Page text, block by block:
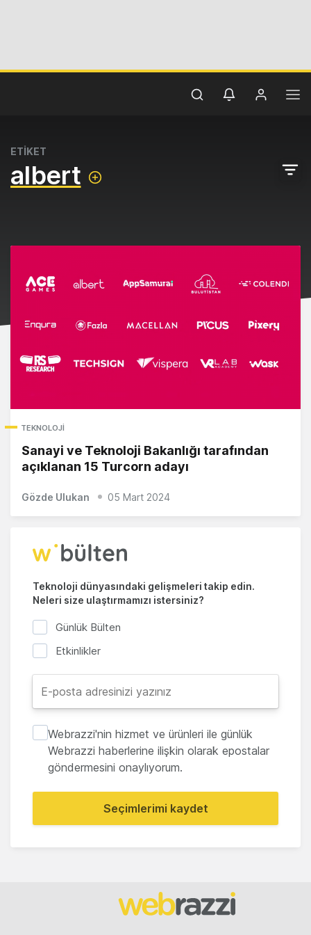
ETİKET
albert
TEKNOLOJI
Sanayi ve Teknoloji Bakanlığı tarafından
açıklanan 15 Turcorn adayı
Gözde Ulukan 05 Mart 2024
Teknoloji dünyasındaki gelişmeleri takip edin.
Neleri size ulaştırmamızı istersiniz?
Günlük Bülten
Etkinlikler
Webrazzi'nin hizmet ve ürünleri ile günlük
Webrazzi haberlerine ilişkin olarak epostalar
göndermesini onaylıyorum.
Seçimlerimi kaydet